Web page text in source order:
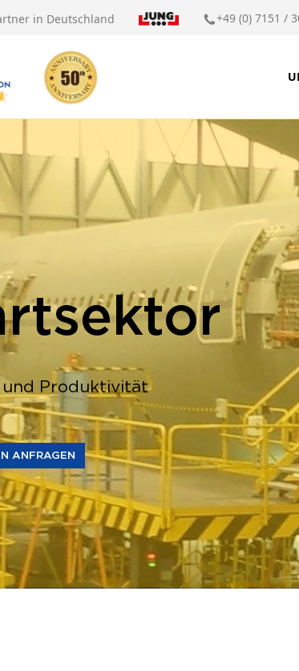
in Deutschland +49 (0) 7151 /
und Produktivität
ANFRAGEN